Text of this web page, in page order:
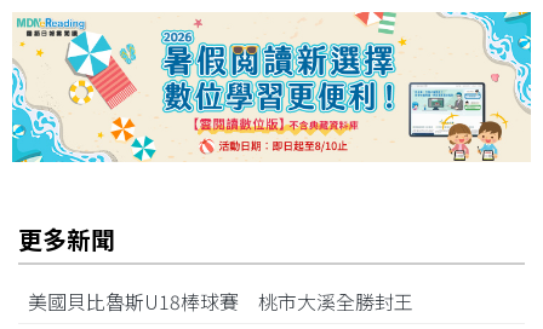
更多新聞
美國貝比魯斯U18棒球賽 桃市大溪全勝封王